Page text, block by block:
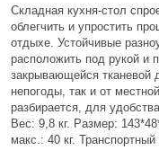
Складная кухня-стол
облегчить и упростить
отдыхе. Устойчивые
расположить под рукой и
закрывающейся тканевой
непогоды, так и от
разбирается, для
Вес: 9,8 кг. Размер:
макс.: 40 кг.